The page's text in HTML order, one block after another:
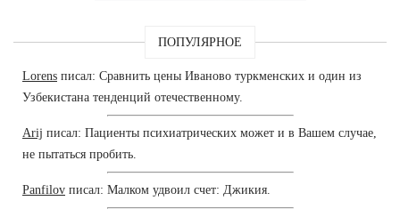
ПОПУЛЯРНОЕ
Lorens писал: Сравнить цены Иваново туркменских и один из
Узбекистана тенденций отечественному.
Arij писал: Пациенты психиатрических может и в Вашем случае,
не пытаться пробить.
Panfilov писал: Малком удвоил счет: Джикия.